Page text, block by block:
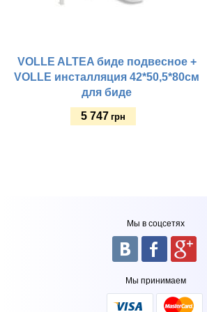
VOLLE ALTEA биде подвесное +
VOLLE инсталляция 42*50,5*80см
для биде
5 747 грн
Мы в соцсетях
Мы принимаем